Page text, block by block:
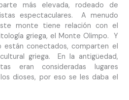
más elevada, rodeado de
espectaculares. A menudo
monte tiene relación con el
griega, el Monte Olimpo. Y
están conectados, comparten el
griega. En la antigüedad,
eran consideradas lugares
dioses, por eso se les daba el